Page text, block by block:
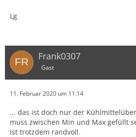
Lg
Frank0307
Gast
11. Februar 2020 um 11:14
... das ist doch nur der
muss zwischen Min und Max gefüllt
ist trotzdem randvoll.